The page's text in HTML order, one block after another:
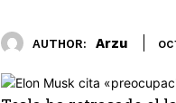
AUTHOR: Arzu